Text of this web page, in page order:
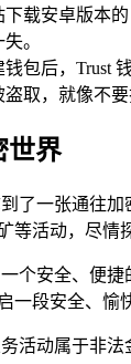
下载安卓版本
。
钱包后，Trust
取，就像不
世界
了一张通往
等活动，尽情
个安全、便
一段安全、愉
活动属于非